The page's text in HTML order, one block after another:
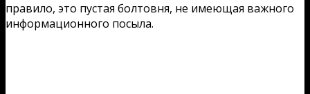
правило, это пустая болтовня, не имеющая важного
информационного посыла.